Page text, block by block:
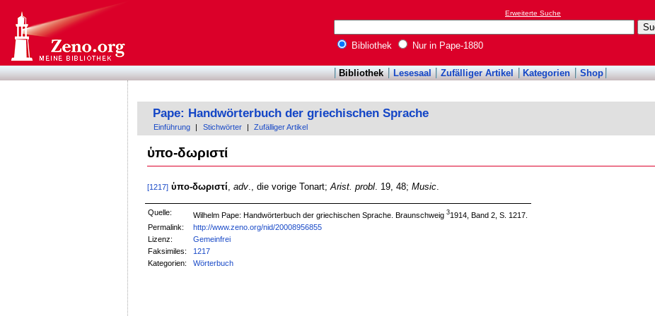
Erweiterte Suche
Bibliothek Nur in Pape-1880
Bibliothek Lesesaal Zufälliger Artikel Kategorien Shop
Pape: Handwörterbuch der griechischen Sprache
Einführung Stichwörter Zufälliger Artikel
ὑπο-δωριστί
[1217] ὑπο-δωριστί adv., die vorige Tonart; Arist. probl. 19, 48; Music.
Quelle: Wilhelm Pape: Handwörterbuch der griechischen Sprache. Braunschweig31914, Band 2, S. 1217.
Permalink:
http://www.zeno.org/nid/20008956855
Lizenz:
Gemeinfrei
Faksimiles:
1217
Kategorien:
Wörterbuch